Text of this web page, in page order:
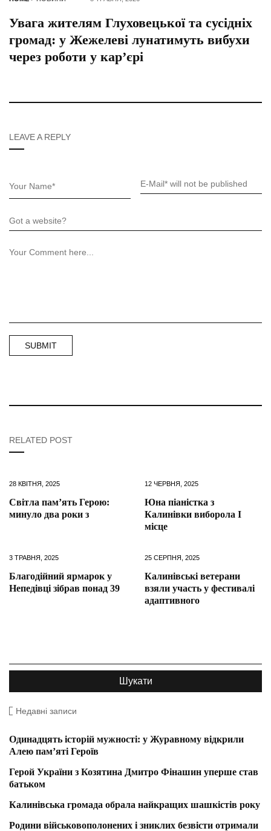
Увага жителям Глуховецької та сусідніх
громад: у Жежелеві лунатимуть вибухи
через роботи у кар’єрі
LEAVE A REPLY
RELATED POST
28 КВІТНЯ, 2025
Світла пам’ять Герою:
минуло два роки з
12 ЧЕРВНЯ, 2025
Юна піаністка з
Калинівки виборола І
місце
3 ТРАВНЯ, 2025
Благодійний ярмарок у
Непедівці зібрав понад 39
25 СЕРПНЯ, 2025
Калинівські ветерани
взяли участь у фестивалі
адаптивного
Недавні записи
Одинадцять історій мужності: у Журавному відкрили
Алею пам’яті Героїв
Герой України з Козятина Дмитро Фінашин уперше став
батьком
Калинівська громада обрала найкращих шашкістів року
Родини військовополонених і зниклих безвісти отримали